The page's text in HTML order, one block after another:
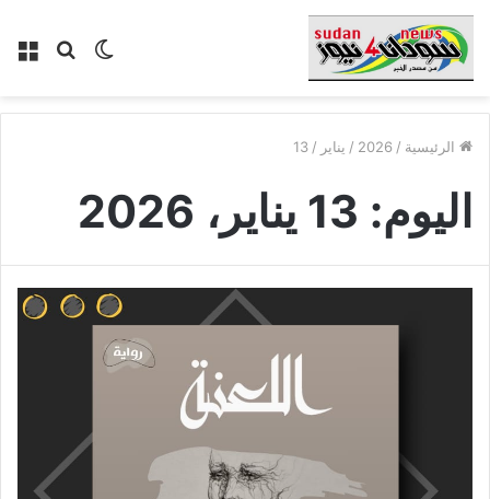
بحث الوضع
الرئيسية /
2026
/ يناير /
13
اليوم: 13 يناير، 2026